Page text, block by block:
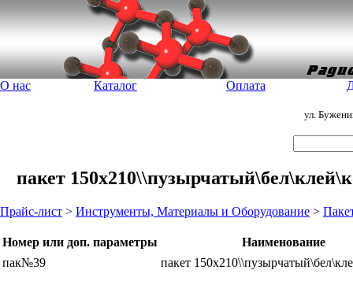
О нас Каталог Оплата
ул.
пакет
Прайс-лист > Инструменты, Материалы и Оборудование >
Номер или доп. параметры
Наименование
пак№39
пакет